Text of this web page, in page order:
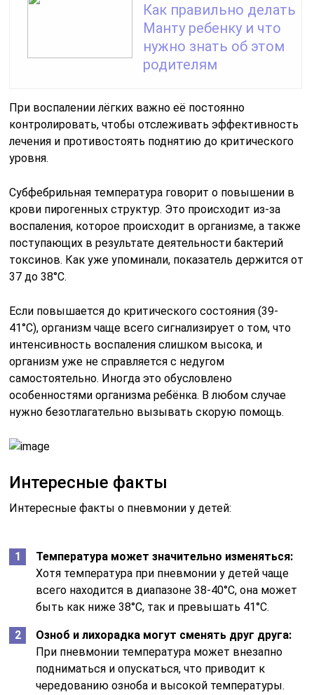
Как правильно делать
Манту ребенку и что
нужно знать об этом
родителям
При воспалении лёгких важно её постоянно
контролировать, чтобы отслеживать эффективность
лечения и противостоять поднятию до критического
уровня.
Субфебрильная температура говорит о повышении в
крови пирогенных структур. Это происходит из-за
воспаления, которое происходит в организме, а также
поступающих в результате деятельности бактерий
токсинов. Как уже упоминали, показатель держится от
37 до 38°С.
Если повышается до критического состояния (39-
41°С), организм чаще всего сигнализирует о том, что
интенсивность воспаления слишком высока, и
организм уже не справляется с недугом
самостоятельно. Иногда это обусловлено
особенностями организма ребёнка. В любом случае
нужно безотлагательно вызывать скорую помощь.
Интересные факты
Интересные факты о пневмонии у детей:
Температура может значительно изменяться:
Хотя температура при пневмонии у детей чаще
всего находится в диапазоне 38-40°C, она может
быть как ниже 38°C, так и превышать 41°C.
Озноб и лихорадка могут сменять друг друга:
При пневмонии температура может внезапно
подниматься и опускаться, что приводит к
чередованию озноба и высокой температуры.